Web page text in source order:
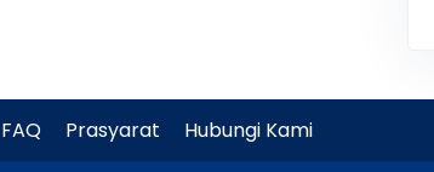
FAQ Prasyarat Hubungi Kami